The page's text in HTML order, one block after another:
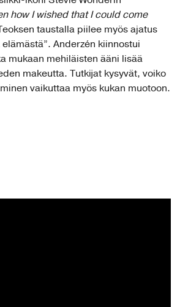
how I wished that I could come
taustalla piilee myös ajatus
Anderzén kiinnostui
mukaan mehiläisten ääni lisää
makeutta. Tutkijat kysyvät, voiko
vaikuttaa myös kukan muotoon.